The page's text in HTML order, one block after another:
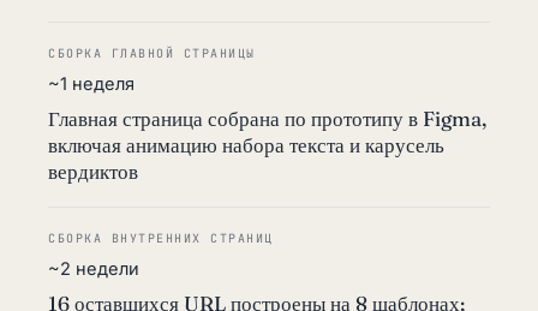
СБОРКА ГЛАВНОЙ СТРАНИЦЫ
~1 неделя
Главная страница собрана по прототипу в Figma,
включая анимацию набора текста и карусель
вердиктов
СБОРКА ВНУТРЕННИХ СТРАНИЦ
~2 недели
16 оставшихся URL построены на 8 шаблонах;